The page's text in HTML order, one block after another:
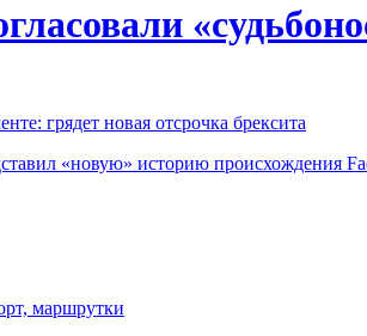
грядет новая отсрочка брексита
«новую» историю происхождения